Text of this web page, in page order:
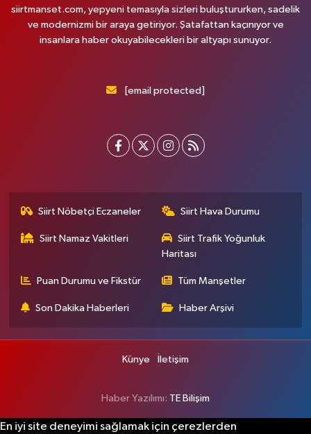
siirtmanset.com, yepyeni temasıyla sizleri buluştururken, sadelik
ve modernizmi bir araya getiriyor. Şatafattan kaçınıyor ve
insanlara haber okuyabilecekleri bir altyapı sunuyor.
[email protected]
Siirt Nöbetçi Eczaneler Siirt Hava Durumu
Siirt Namaz Vakitleri
Siirt Trafik Yoğunluk
Haritası
Puan Durumu ve Fikstür Tüm Manşetler
Son Dakika Haberleri Haber Arşivi
Künye İletişim
Haber Yazılımı: TE Bilişim
En iyi site deneyimi sağlamak için çerezlerden